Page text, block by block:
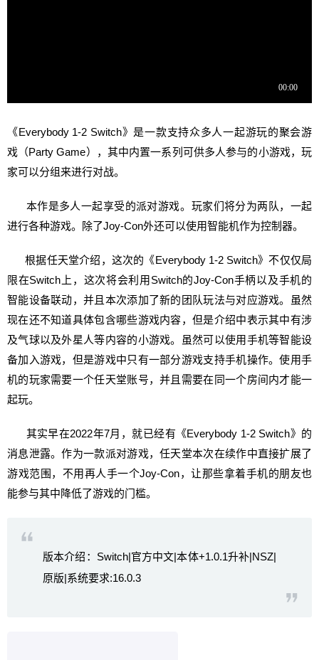
《Everybody 1-2 Switch》是一款支持众多人一起游玩的聚会游
戏（Party Game）， 其中内置一系列可供多人参与的小游戏，玩
家可以分组来进行对战。
本作是多人一起享受的派对游戏。​​​玩家们将分为两队，一起
进行各种游戏。除了Joy-Con外还可以使用智能机作为控制器。 ​​​
根据任天堂介绍，这次的《Everybody 1-2 Switch》不仅仅局
限在Switch上，这次将会利用Switch的Joy-Con手柄以及手机的
智能设备联动，并且本次添加了新的团队玩法与对应游戏。虽然
现在还不知道具体包含哪些游戏内容，但是介绍中表示其中有涉
及气球以及外星人等内容的小游戏。虽然可以使用手机等智能设
备加入游戏，但是游戏中只有一部分游戏支持手机操作。使用手
机的玩家需要一个任天堂账号，并且需要在同一个房间内才能一
起玩。
其实早在2022年7月，就已经有《Everybody 1-2 Switch》的
消息泄露。作为一款派对游戏，任天堂本次在续作中直接扩展了
游戏范围，不用再人手一个Joy-Con，让那些拿着手机的朋友也
能参与其中降低了游戏的门槛。
版本介绍：Switch|官方中文|本体+1.0.1升补|NSZ|
原版|系统要求:16.0.3